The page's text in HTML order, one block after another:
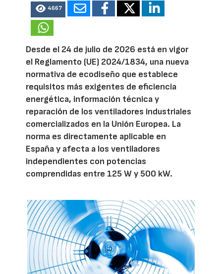
4667
Desde el 24 de julio de 2026 está en vigor
el Reglamento (UE) 2024/1834, una nueva
normativa de ecodiseño que establece
requisitos más exigentes de eficiencia
energética, información técnica y
reparación de los ventiladores industriales
comercializados en la Unión Europea. La
norma es directamente aplicable en
España y afecta a los ventiladores
independientes con potencias
comprendidas entre 125 W y 500 kW.